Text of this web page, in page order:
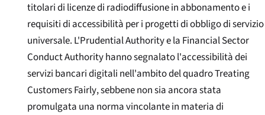
titolari di licenze di radiodiffusione in abbonamento e i
requisiti di accessibilità per i progetti di obbligo di servizio
universale. L'Prudential Authoritye la Financial Sector
Conduct Authorityhanno segnalato l'accessibilità dei
servizi bancari digitali nell'ambito del quadroTreating
Customers Fairly, sebbene non sia ancora stata
promulgata una norma vincolante in materia di